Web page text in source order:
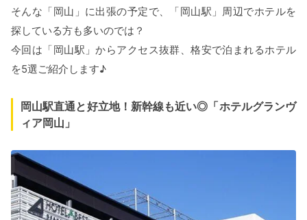
そんな「岡山」に出張の予定で、「岡山駅」周辺でホテルを
探している方も多いのでは？
今回は「岡山駅」からアクセス抜群、格安で泊まれるホテル
を5選ご紹介します♪
岡山駅直通と好立地！新幹線も近い◎「ホテルグランヴ
ィア岡山」